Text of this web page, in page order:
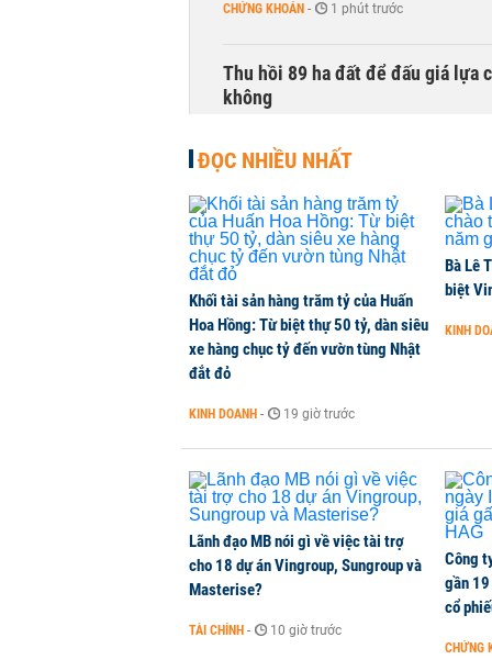
CHỨNG KHOÁN - 1 phút trước
Thu hồi 89 ha đất để đấu giá lựa
không
Dòng tiền ngoại bất ngờ trở lại
CHỨNG KHOÁN - 1 phút trước
Kiến nghị đưa người bán hàng
THỜI SỰ - 1 phút trước
TikToker Khánh Sky, Vua Quạt,
KINH DOANH - 1 phút trước
ĐỌC NHIỀU NHẤT
Khối tài sản hàng trăm tỷ của Huấn
Hoa Hồng: Từ biệt thự 50 tỷ, dàn siêu
xe hàng chục tỷ đến vườn tùng Nhật
đắt đỏ
KINH DOANH - 19 giờ trước
Bà Lê
biệt
KINH
Lãnh đạo MB nói gì về việc tài trợ
cho 18 dự án Vingroup, Sungroup và
Masterise?
TÀI CHÍNH - 10 giờ trước
Công
gần
cổ
CHỨNG